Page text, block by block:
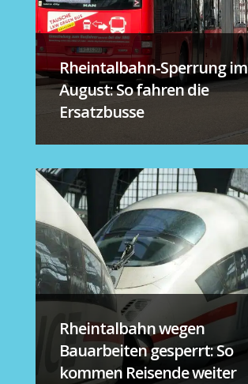
Rheintalbahn-Sperrung im
August: So fahren die
Ersatzbusse
Rheintalbahn wegen
Bauarbeiten gesperrt: So
kommen Reisende weiter